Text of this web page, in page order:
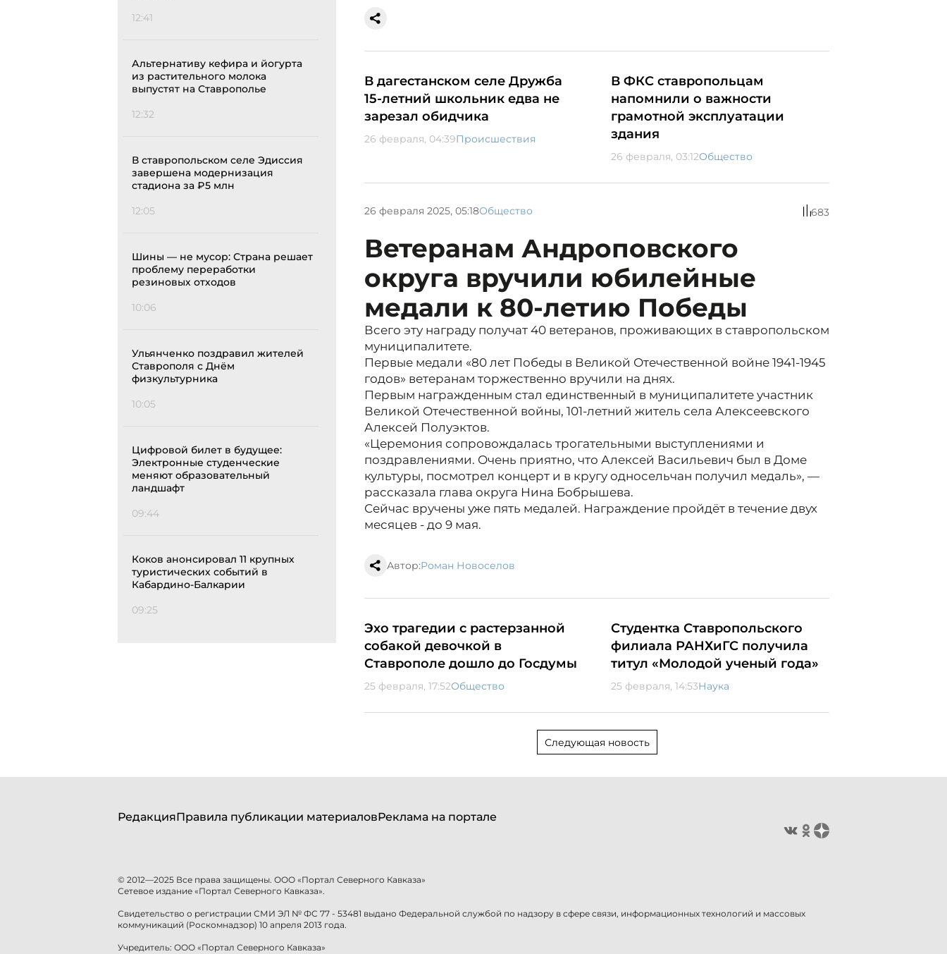
12:41
Альтернативу кефира и йогурта
из растительного молока
выпустят на Ставрополье
12:32
В ставропольском селе Эдиссия
завершена модернизация
стадиона за ₽5 млн
12:05
Шины — не мусор: Страна решает
проблему переработки
резиновых отходов
10:06
Ульянченко поздравил жителей
Ставрополя с Днём
физкультурника
10:05
Цифровой билет в будущее:
Электронные студенческие
меняют образовательный
ландшафт
09:44
Коков анонсировал 11 крупных
туристических событий в
Кабардино-Балкарии
09:25
В дагестанском селе Дружба
15-летний школьник едва не
зарезал обидчика
26 февраля, 04:39Происшествия
В ФКС ставропольцам
напомнили о важности
грамотной эксплуатации
здания
26 февраля, 03:12Общество
26 февраля 2025, 05:18Общество 683
Ветеранам Андроповского
округа вручили юбилейные
медали к 80-летию Победы
Всего эту награду получат 40 ветеранов, проживающих в ставропольском
муниципалитете.
Первые медали «80 лет Победы в Великой Отечественной войне 1941-1945
годов» ветеранам торжественно вручили на днях.
Первым награжденным стал единственный в муниципалитете участник
Великой Отечественной войны, 101-летний житель села Алексеевского
Алексей Полуэктов.
«Церемония сопровождалась трогательными выступлениями и
поздравлениями. Очень приятно, что Алексей Васильевич был в Доме
культуры, посмотрел концерт и в кругу односельчан получил медаль», —
рассказала глава округа Нина Бобрышева.
Сейчас вручены уже пять медалей. Награждение пройдёт в течение двух
месяцев - до 9 мая.
Автор:Роман Новоселов
Эхо трагедии с растерзанной
собакой девочкой в
Ставрополе дошло до Госдумы
25 февраля, 17:52Общество
Студентка Ставропольского
филиала РАНХиГС получила
титул «Молодой ученый года»
25 февраля, 14:53Наука
Следующая новость
РедакцияПравила публикации материаловРеклама на портале
© 2012—2025 Все права защищены. ООО «Портал Северного Кавказа»
Сетевое издание «Портал Северного Кавказа».
Свидетельство о регистрации СМИ ЭЛ № ФС 77 - 53481 выдано Федеральной службой по надзору в сфере связи, информационных технологий и массовых
коммуникаций (Роскомнадзор) 10 апреля 2013 года.
Учредитель: ООО «Портал Северного Кавказа»